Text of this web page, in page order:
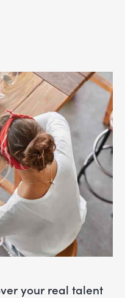
your real talent